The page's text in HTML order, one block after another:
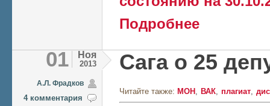
Подробнее
01 Ноя
2013
А.Л. Фрадков
4 комментария
Сага о 25
Читайте также: МОН ВАК плагиат